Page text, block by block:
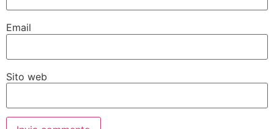
Email
Sito web